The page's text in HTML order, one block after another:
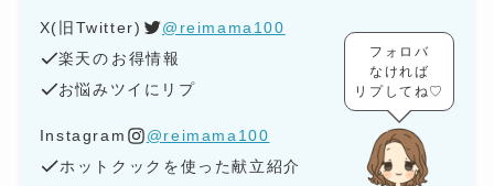
X(旧Twitter)
@reimama100
楽天の お得情報
お悩みツイにリプ
Instagram
@reimama100
ホットクックを使った献立紹介
フォロバ
なければ
リプしてね♡